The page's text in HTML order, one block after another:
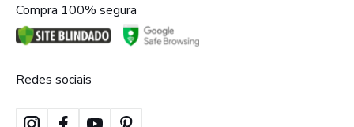
Compra 100% segura
Redes sociais